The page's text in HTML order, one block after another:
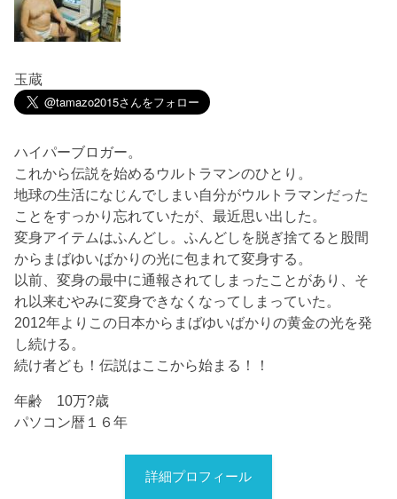
玉蔵
ハイパーブロガー。
これから伝説を始めるウルトラマンのひとり。
地球の生活になじんでしまい自分がウルトラマンだった
ことをすっかり忘れていたが、最近思い出した。
変身アイテムはふんどし。ふんどしを脱ぎ捨てると股間
からまばゆいばかりの光に包まれて変身する。
以前、変身の最中に通報されてしまったことがあり、そ
れ以来むやみに変身できなくなってしまっていた。
2012年よりこの日本からまばゆいばかりの黄金の光を発
し続ける。
続け者ども！伝説はここから始まる！！
年齢 10万?歳
パソコン暦１６年
詳細プロフィール